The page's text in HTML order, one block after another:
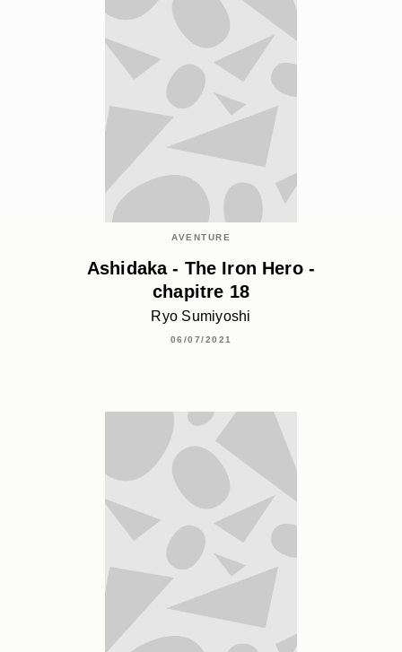
AVENTURE
Ashidaka - The Iron Hero -
chapitre 18
Ryo Sumiyoshi
06/07/2021